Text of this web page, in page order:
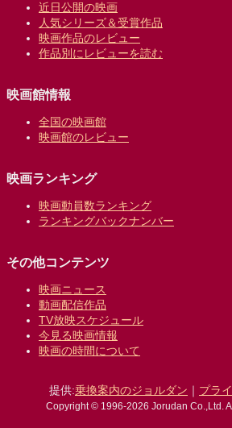
近日公開の映画
人気シリーズ＆受賞作品
映画作品のレビュー
作品別にレビューを読む
映画館情報
全国の映画館
映画館のレビュー
映画ランキング
映画動員数ランキング
ランキングバックナンバー
その他コンテンツ
映画ニュース
動画配信作品
TV放映スケジュール
今見る映画情報
映画の時間について
提供:乗換案内のジョルダン ｜ プラ
Copyright © 1996-2026 Jorudan Co.,Ltd.